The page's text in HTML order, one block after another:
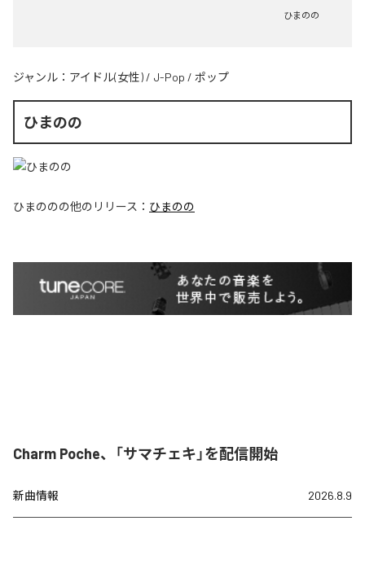
ひまのの
ジャンル： アイドル(女性) / J-Pop / ポップ
ひまのの
ひまののの他のリリース： ひまのの
Charm Poche、「サマチェキ」を配信開始
新曲情報 2026.8.9